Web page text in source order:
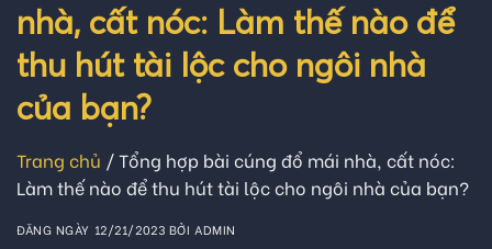
nhà, cất nóc: Làm thế nào để
thu hút tài lộc cho ngôi nhà
của bạn?
Trang chủ /Tổng hợp bài cúng đổ mái nhà, cất nóc:
Làm thế nào để thu hút tài lộc cho ngôi nhà của bạn?
ĐĂNG NGÀY 12/21/2023 BỞIADMIN